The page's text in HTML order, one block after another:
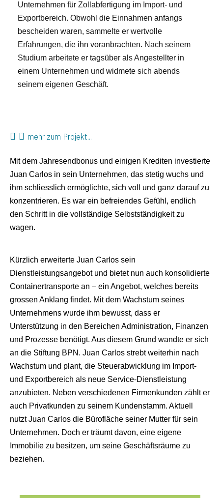
Unternehmen für Zollabfertigung im Import- und
Exportbereich. Obwohl die Einnahmen anfangs
bescheiden waren, sammelte er wertvolle
Erfahrungen, die ihn voranbrachten. Nach seinem
Studium arbeitete er tagsüber als Angestellter in
einem Unternehmen und widmete sich abends
seinem eigenen Geschäft.
mehr zum Projekt...
Mit dem Jahresendbonus und einigen Krediten investierte
Juan Carlos in sein Unternehmen, das stetig wuchs und
ihm schliesslich ermöglichte, sich voll und ganz darauf zu
konzentrieren. Es war ein befreiendes Gefühl, endlich
den Schritt in die vollständige Selbstständigkeit zu
wagen.
Kürzlich erweiterte Juan Carlos sein
Dienstleistungsangebot und bietet nun auch konsolidierte
Containertransporte an – ein Angebot, welches bereits
grossen Anklang findet. Mit dem Wachstum seines
Unternehmens wurde ihm bewusst, dass er
Unterstützung in den Bereichen Administration, Finanzen
und Prozesse benötigt. Aus diesem Grund wandte er sich
an die Stiftung BPN. Juan Carlos strebt weiterhin nach
Wachstum und plant, die Steuerabwicklung im Import-
und Exportbereich als neue Service-Dienstleistung
anzubieten. Neben verschiedenen Firmenkunden zählt er
auch Privatkunden zu seinem Kundenstamm. Aktuell
nutzt Juan Carlos die Bürofläche seiner Mutter für sein
Unternehmen. Doch er träumt davon, eine eigene
Immobilie zu besitzen, um seine Geschäftsräume zu
beziehen.